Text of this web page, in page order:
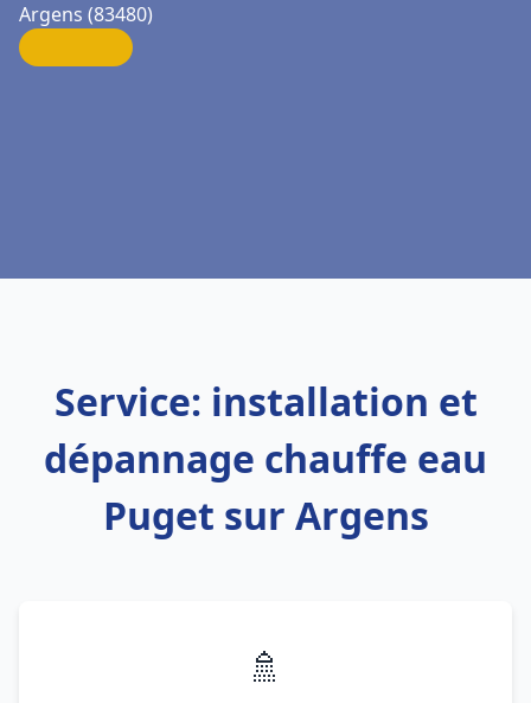
Argens (83480)
Service: installation et
dépannage chauffe eau
Puget sur Argens
🚿